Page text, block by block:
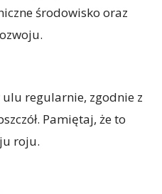
środowisko oraz
regularnie, zgodnie z
Pamiętaj, że to
roju.